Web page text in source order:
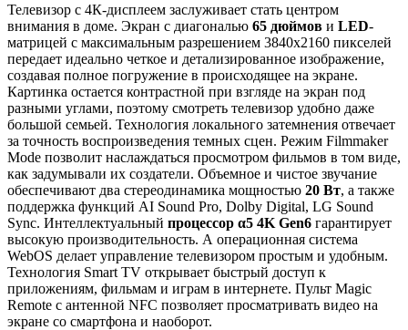
Телевизор с 4К-дисплеем заслуживает стать центром
внимания в доме. Экран с диагональю 65 дюймов и LED-
матрицей с максимальным разрешением 3840x2160 пикселей
передает идеально четкое и детализированное изображение,
создавая полное погружение в происходящее на экране.
Картинка остается контрастной при взгляде на экран под
разными углами, поэтому смотреть телевизор удобно даже
большой семьей. Технология локального затемнения отвечает
за точность воспроизведения темных сцен. Режим Filmmaker
Mode позволит наслаждаться просмотром фильмов в том виде,
как задумывали их создатели. Объемное и чистое звучание
обеспечивают два стереодинамика мощностью 20 Вт, а также
поддержка функций AI Sound Pro, Dolby Digital, LG Sound
Sync. Интеллектуальный процессор α5 4K Gen6 гарантирует
высокую производительность. А операционная система
WebOS делает управление телевизором простым и удобным.
Технология Smart TV открывает быстрый доступ к
приложениям, фильмам и играм в интернете. Пульт Magic
Remote с антенной NFC позволяет просматривать видео на
экране со смартфона и наоборот.